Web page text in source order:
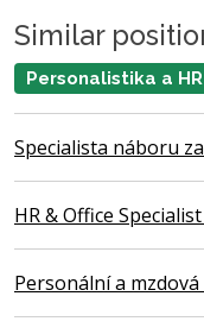
Similar
Personalistika a HR
Specialista náboru
HR & Office
Personální a